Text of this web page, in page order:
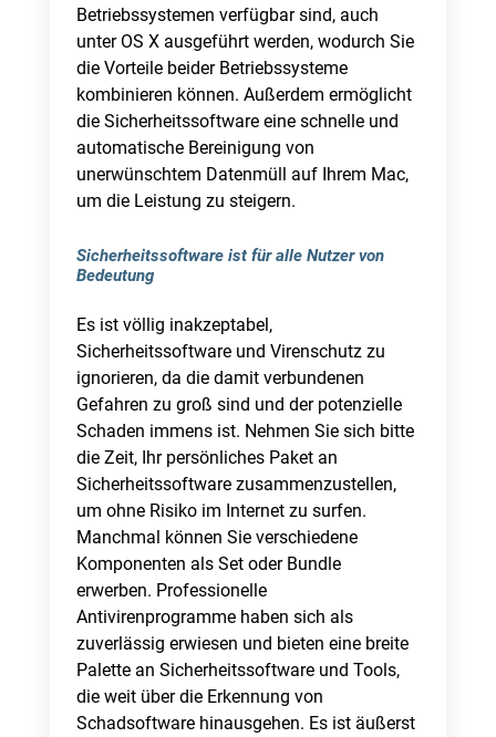
Betriebssystemen verfügbar sind, auch
unter OS X ausgeführt werden, wodurch Sie
die Vorteile beider Betriebssysteme
kombinieren können. Außerdem ermöglicht
die Sicherheitssoftware eine schnelle und
automatische Bereinigung von
unerwünschtem Datenmüll auf Ihrem Mac,
um die Leistung zu steigern.
Sicherheitssoftware ist für alle Nutzer von
Bedeutung
Es ist völlig inakzeptabel,
Sicherheitssoftware und Virenschutz zu
ignorieren, da die damit verbundenen
Gefahren zu groß sind und der potenzielle
Schaden immens ist. Nehmen Sie sich bitte
die Zeit, Ihr persönliches Paket an
Sicherheitssoftware zusammenzustellen,
um ohne Risiko im Internet zu surfen.
Manchmal können Sie verschiedene
Komponenten als Set oder Bundle
erwerben. Professionelle
Antivirenprogramme haben sich als
zuverlässig erwiesen und bieten eine breite
Palette an Sicherheitssoftware und Tools,
die weit über die Erkennung von
Schadsoftware hinausgehen. Es ist äußerst